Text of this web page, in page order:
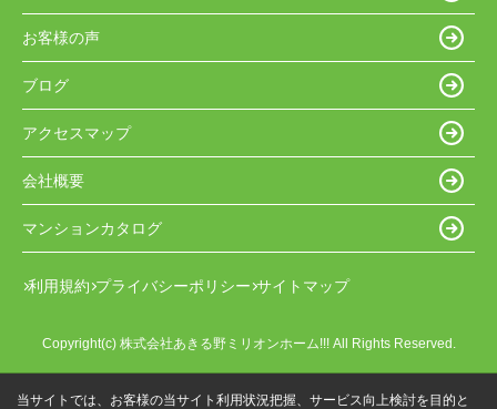
お客様の声
ブログ
アクセスマップ
会社概要
マンションカタログ
利用規約 プライバシーポリシー サイトマップ
Copyright(c) 株式会社あきる野ミリオンホーム!!! All Rights Reserved.
当サイトでは、お客様の当サイト利用状況把握、サービス向上検討を目的と